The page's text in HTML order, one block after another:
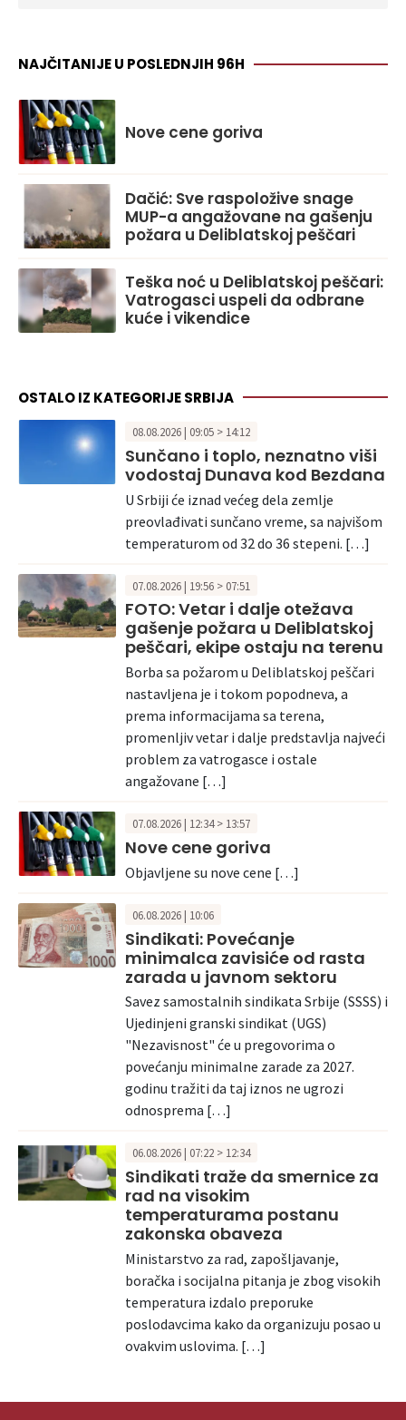
NAJČITANIJE U POSLEDNJIH 96H
Nove cene goriva
Dačić: Sve raspoložive snage
MUP-a angažovane na gašenju
požara u Deliblatskoj peščari
Teška noć u Deliblatskoj peščari:
Vatrogasci uspeli da odbrane
kuće i vikendice
OSTALO IZ KATEGORIJE SRBIJA
08.08.2026 | 09:05 > 14:12
Sunčano i toplo, neznatno viši
vodostaj Dunava kod Bezdana
U Srbiji će iznad većeg dela zemlje
preovlađivati sunčano vreme, sa najvišom
temperaturom od 32 do 36 stepeni. […]
07.08.2026 | 19:56 > 07:51
FOTO: Vetar i dalje otežava
gašenje požara u Deliblatskoj
peščari, ekipe ostaju na terenu
Borba sa požarom u Deliblatskoj peščari
nastavljena je i tokom popodneva, a
prema informacijama sa terena,
promenljiv vetar i dalje predstavlja najveći
problem za vatrogasce i ostale
angažovane […]
07.08.2026 | 12:34 > 13:57
Nove cene goriva
Objavljene su nove cene […]
06.08.2026 | 10:06
Sindikati: Povećanje
minimalca zavisiće od rasta
zarada u javnom sektoru
Savez samostalnih sindikata Srbije (SSSS) i
Ujedinjeni granski sindikat (UGS)
"Nezavisnost" će u pregovorima o
povećanju minimalne zarade za 2027.
godinu tražiti da taj iznos ne ugrozi
odnosprema […]
06.08.2026 | 07:22 > 12:34
Sindikati traže da smernice za
rad na visokim
temperaturama postanu
zakonska obaveza
Ministarstvo za rad, zapošljavanje,
boračka i socijalna pitanja je zbog visokih
temperatura izdalo preporuke
poslodavcima kako da organizuju posao u
ovakvim uslovima. […]